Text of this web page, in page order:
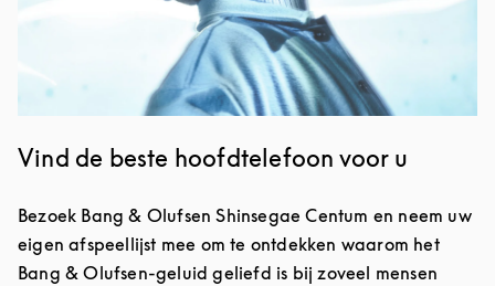
Vind de beste hoofdtelefoon voor u
Bezoek Bang & Olufsen Shinsegae Centum en neem uw
eigen afspeellijst mee om te ontdekken waarom het
Bang & Olufsen-geluid geliefd is bij zoveel mensen